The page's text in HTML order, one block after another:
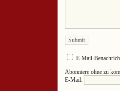
E-Mail-
Abonniere ohne zu
E-Mail: